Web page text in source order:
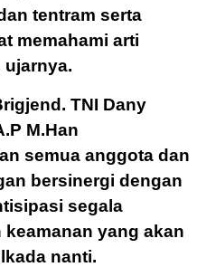
tentram serta
memahami arti
ujarnya.
TNI Dany
M.Han
semua anggota dan
bersinergi dengan
segala
yang akan
nanti.